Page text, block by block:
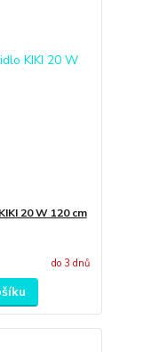
20 W 120 cm
do 3 dnů